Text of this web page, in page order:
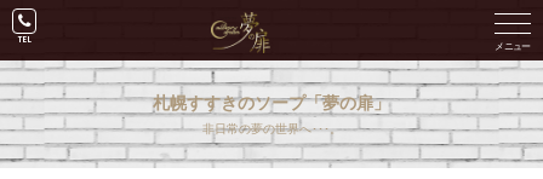
札幌すすきのソープ「夢の扉」
非日常の夢の世界へ･･･。